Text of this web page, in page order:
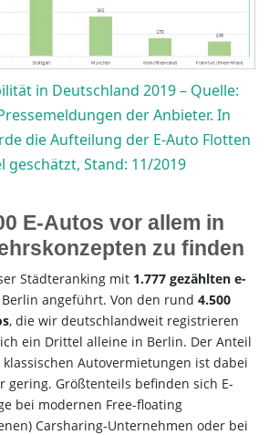
in Deutschland 2019 – Quelle:
der Anbieter. In
die Aufteilung der E-Auto Flotten
geschätzt, Stand: 11/2019
E-Autos vor allem in
zu finden
Städteranking mit 1.777 gezählten e-
angeführt. Von den rund 4.500
, die wir deutschlandweit registrieren
ein Drittel alleine in Berlin. Der Anteil
Autovermietungen ist dabei
gering. Größtenteils befinden sich E-
bei modernen Free-floating
Carsharing-Unternehmen oder bei